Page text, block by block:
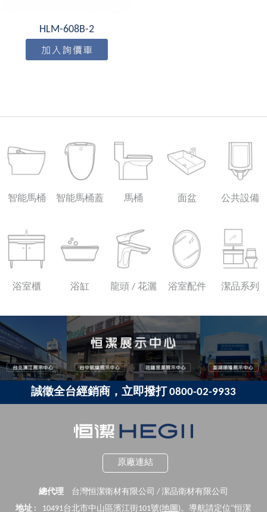
HLM-608B-2
智能馬桶 智能馬桶蓋 馬桶 面盆 公共設備
浴室櫃 浴缸 龍頭 / 花灑 浴室配件 潔品系列
誠徵全台經銷商，立即撥打 0800-02-9933
原廠連結
總代理
台灣恒潔衛材有限公司 / 潔品衛材有限公司
地址 :
10491台北市中山區濱江街101號(地圖 )。導航請定位"恒潔